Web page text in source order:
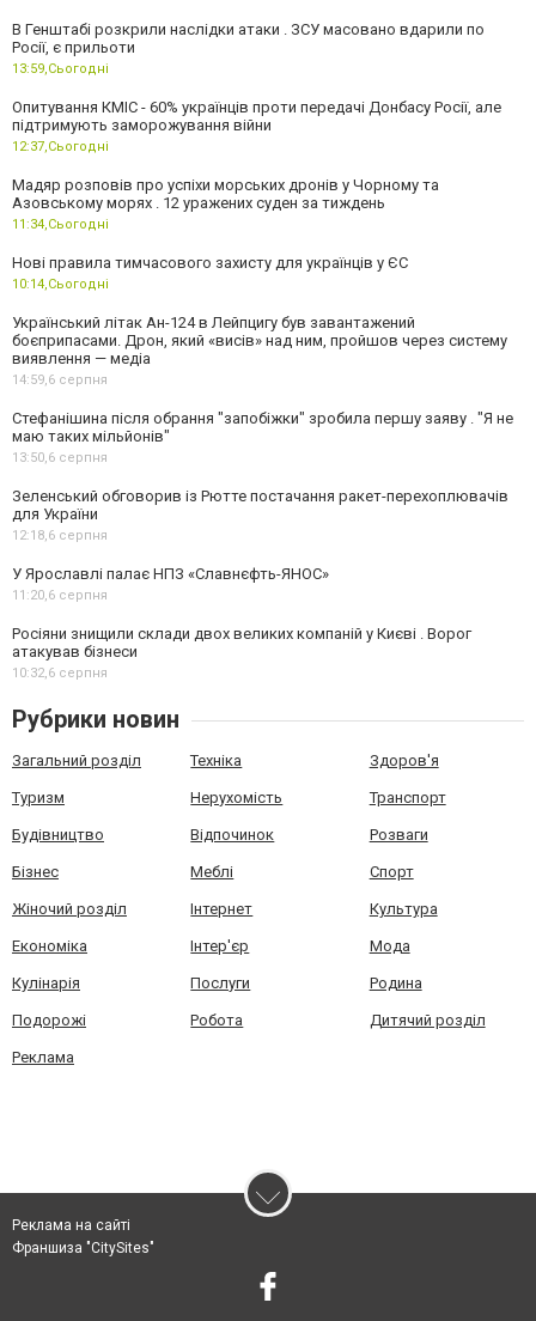
В Генштабі розкрили наслідки атаки . ЗСУ масовано вдарили по
Росії, є прильоти
13:59,Сьогодні
Опитування КМІС - 60% українців проти передачі Донбасу Росії, але
підтримують заморожування війни
12:37,Сьогодні
Мадяр розповів про успіхи морських дронів у Чорному та
Азовському морях . 12 уражених суден за тиждень
11:34,Сьогодні
Нові правила тимчасового захисту для українців у ЄС
10:14,Сьогодні
Український літак Ан-124 в Лейпцигу був завантажений
боєприпасами. Дрон, який «висів» над ним, пройшов через систему
виявлення — медіа
14:59,6 серпня
Стефанішина після обрання "запобіжки" зробила першу заяву . "Я не
маю таких мільйонів"
13:50,6 серпня
Зеленський обговорив із Рютте постачання ракет-перехоплювачів
для України
12:18,6 серпня
У Ярославлі палає НПЗ «Славнєфть-ЯНОС»
11:20,6 серпня
Росіяни знищили склади двох великих компаній у Києві . Ворог
атакував бізнеси
10:32,6 серпня
Рубрики новин
Загальний розділ Техніка Здоров'я
Туризм Нерухомість Транспорт
Будівництво Відпочинок Розваги
Бізнес Меблі Спорт
Жіночий розділ Інтернет Культура
Економіка Інтер'єр Мода
Кулінарія Послуги Родина
Подорожі Робота Дитячий розділ
Реклама
Реклама на сайті
Франшиза "CitySites"